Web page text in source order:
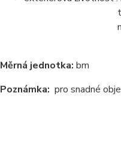
Měrná jednotka: bm
Poznámka: pro snadné